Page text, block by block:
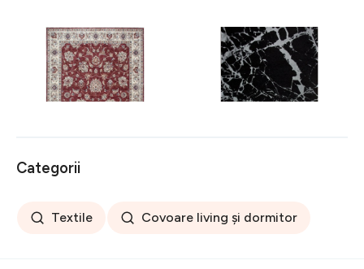
Covor rezistent Eko, ALT
05 - Red, Ivory, 100%
poliester, 80 x 150 cm
256 lei
Covor rezistent SM 21 -
Black, Silver XW, 80x300
441 lei
Categorii
Textile Covoare living și dormitor